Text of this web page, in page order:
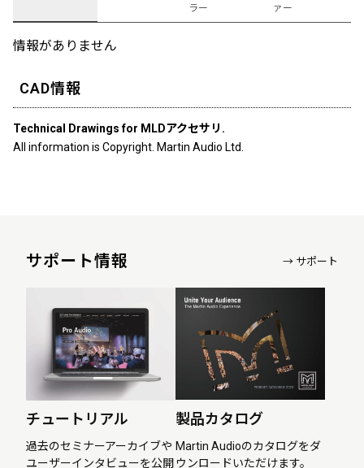
ラー
ァー
情報がありません
CAD情報
Technical Drawings for MLDアクセサリ.
All information is Copyright. Martin Audio Ltd.
サポート情報 → サポート
チュートリアル
過去のセミナーアーカイブや
ユーザーインタビューを公開
製品カタログ
Martin Audioのカタログをダ
ウンロードいただけます。